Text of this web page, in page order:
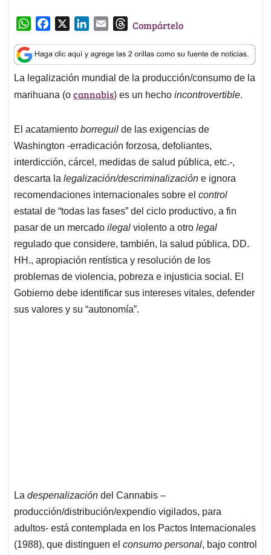
W
a
t
s
A
p
c
e
b
o
k
n
k
e
d
n
a
i
l
T
r
e
a
d
Compártelo
La legalización mundial de la producción/consumo de la
marihuana (o cannabis) es un hecho incontrovertible.
El acatamiento borreguil de las exigencias de
Washington -erradicación forzosa, defoliantes,
interdicción, cárcel, medidas de salud pública, etc.-,
descarta la legalización/descriminalización e ignora
recomendaciones internacionales sobre el control
estatal de “todas las fases” del ciclo productivo, a fin
pasar de un mercado ilegal violento a otro legal
regulado que considere, también, la salud pública, DD.
HH., apropiación rentística y resolución de los
problemas de violencia, pobreza e injusticia social . El
Gobierno debe identificar sus intereses vitales, defender
sus valores y su “autonomía”.
La despenalización del Cannabis –
producción/distribución/expendio vigilados, para
adultos- está contemplada en los Pactos Internacionales
(1988), que distinguen el consumo personal, bajo control